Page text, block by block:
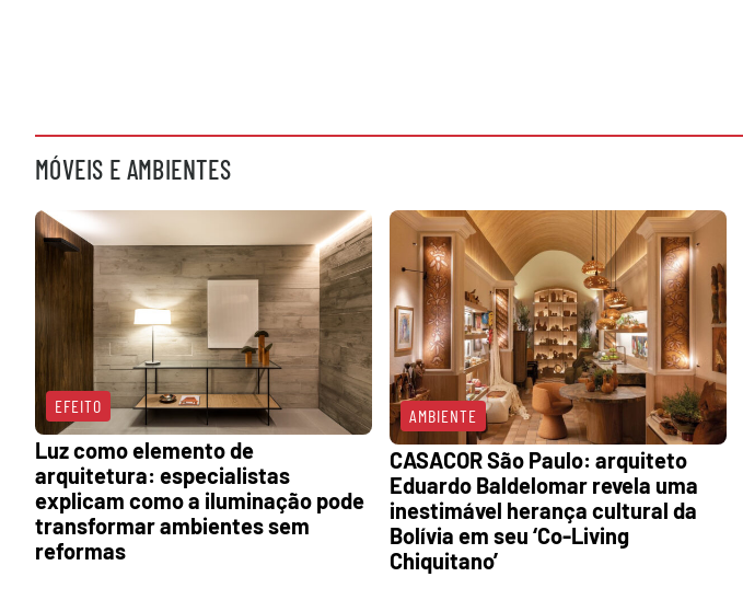
MÓVEIS E AMBIENTES
EFEITO
Luz como elemento de
arquitetura: especialistas
explicam como a iluminação pode
transformar ambientes sem
reformas
AMBIENTE
CASACOR São Paulo: arquiteto
Eduardo Baldelomar revela uma
inestimável herança cultural da
Bolívia em seu ‘Co-Living
Chiquitano’